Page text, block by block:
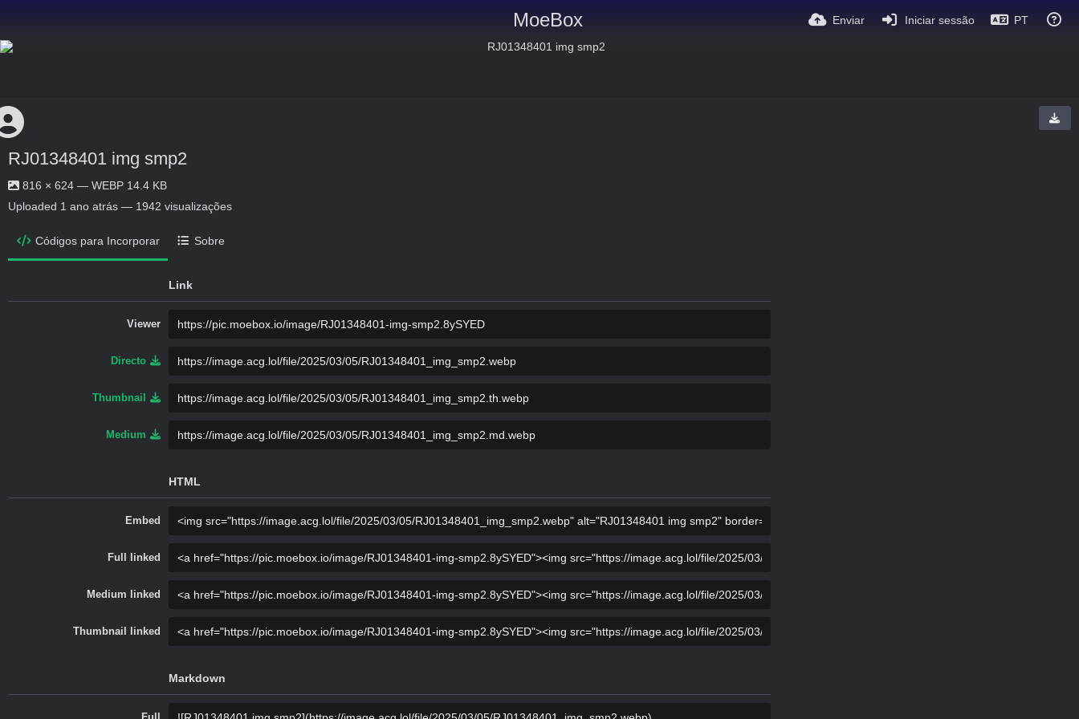
MoeBox Enviar Iniciar sessão PT
RJ01348401 img smp2
816 × 624 — WEBP 14.4 KB
Uploaded 1 ano atrás — 1942 visualizações
Códigos para Incorporar Sobre
Link
Viewer
Directo
Thumbnail
Medium
HTML
Embed
Full linked
Medium linked
Thumbnail linked
Markdown